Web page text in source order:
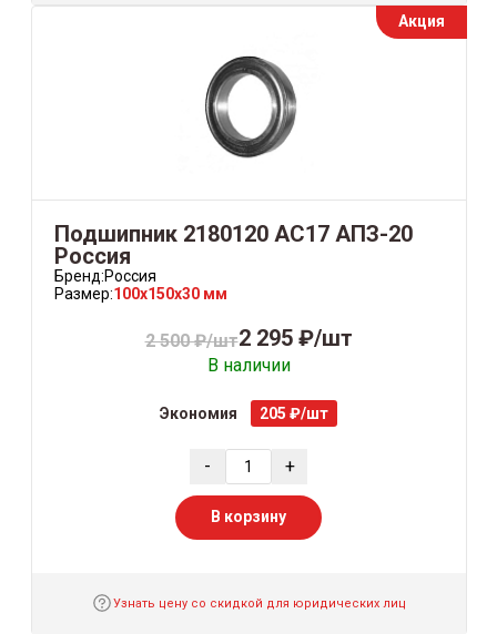
Акция
Подшипник 2180120 AС17 АПЗ-20
Россия
Бренд:Россия
Размер:100x150x30 мм
2 500 ₽/шт2 295 ₽/шт
В наличии
Экономия 205 ₽/шт
- +
В корзину
Узнать цену со скидкой для юридических лиц